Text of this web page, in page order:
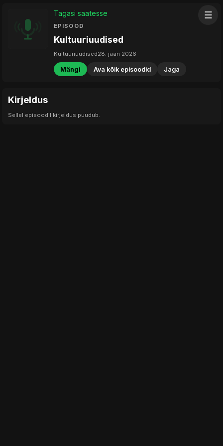
☰
Tagasi saatesse
EPISOOD
Kultuuriuudised
Kultuuriuudised28. jaan 2026
Mängi Ava kõik episoodid Jaga
Kirjeldus
Sellel episoodil kirjeldus puudub.